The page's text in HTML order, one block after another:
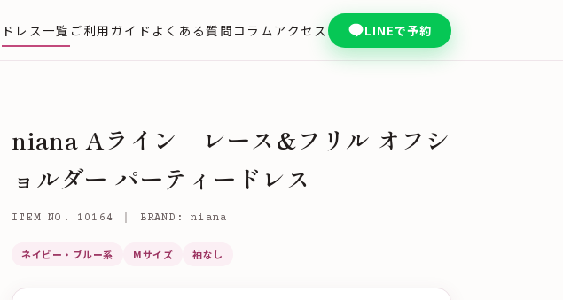
ドレス一覧 ご利用ガイド よくある質問 コラム アクセス LINEで予約
niana Aライン レース&フリル オフシ
ョルダー パーティードレス
ITEM NO. 10164 ｜ BRAND: niana
ネイビー・ブルー系 Mサイズ 袖なし